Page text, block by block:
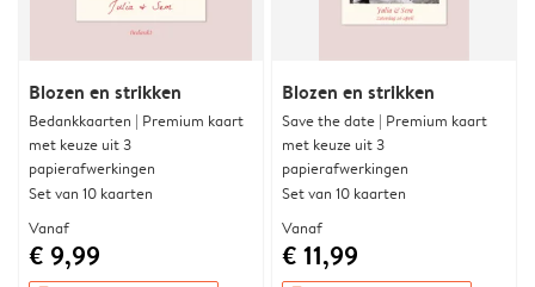
Blozen en strikken
Bedankkaarten | Premium kaart
met keuze uit 3
papierafwerkingen
Set van 10 kaarten
Vanaf
€ 9,99
Blozen en strikken
Save the date | Premium kaart
met keuze uit 3
papierafwerkingen
Set van 10 kaarten
Vanaf
€ 11,99